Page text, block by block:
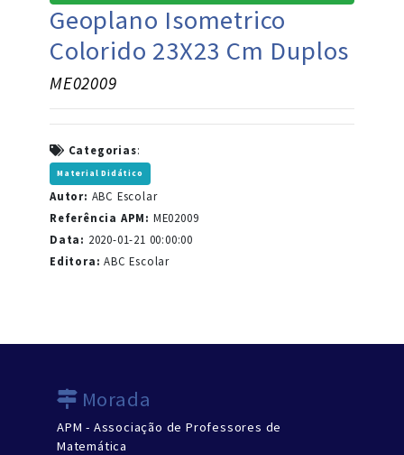
Geoplano Isometrico
Colorido 23X23 Cm Duplos
ME02009
Categorias:
Material Didático
Autor: ABC Escolar
Referência APM: ME02009
Data: 2020-01-21 00:00:00
Editora: ABC Escolar
Morada
APM - Associação de Professores de
Matemática